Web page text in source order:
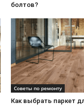
болтов?
Советы по ремонту
Как выбрать паркет